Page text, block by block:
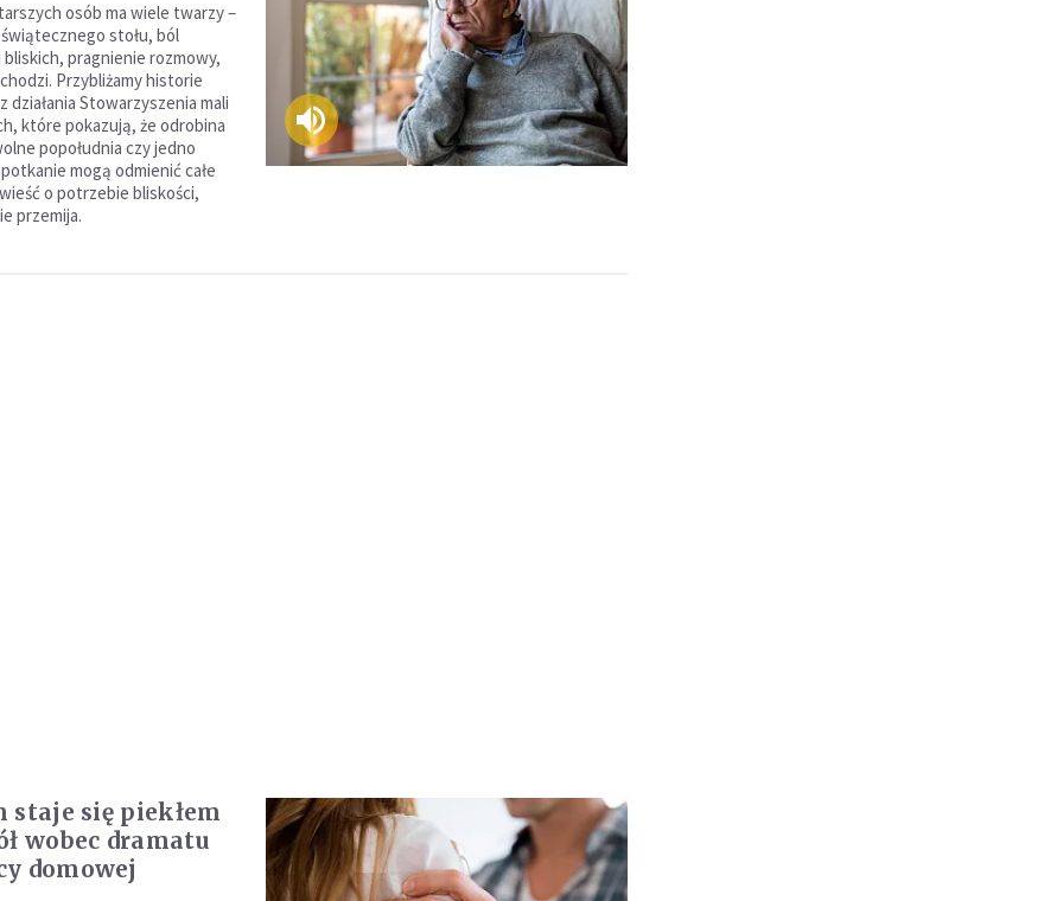
osób ma wiele twarzy –
stołu, ból
pragnienie rozmowy,
Przybliżamy historie
działania Stowarzyszenia mali
które pokazują, że odrobina
popołudnia czy jedno
mogą odmienić całe
o potrzebie bliskości,
przemija.
staje się piekłem
wobec dramatu
domowej